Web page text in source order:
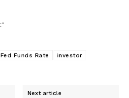
Fed Funds Rate
investor
Next article